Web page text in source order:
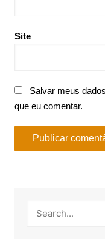
Site
Salvar meus
que eu comentar.